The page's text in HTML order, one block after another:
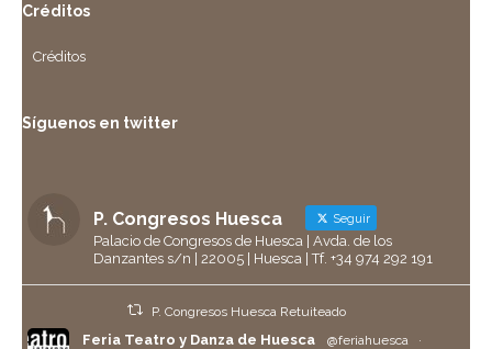
Créditos
Créditos
Síguenos en twitter
P. Congresos Huesca Seguir
Palacio de Congresos de Huesca | Avda. de los
Danzantes s/n | 22005 | Huesca | Tf. +34 974 292 191
P. Congresos Huesca Retuiteado
Feria Teatro y Danza de Huesca @feriahuesca
·